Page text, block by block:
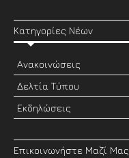
Κατηγορίες Νέων
Ανακοινώσεις
Δελτία Τύπου
Εκδηλώσεις
Επικοινωνήστε Μαζί Μας